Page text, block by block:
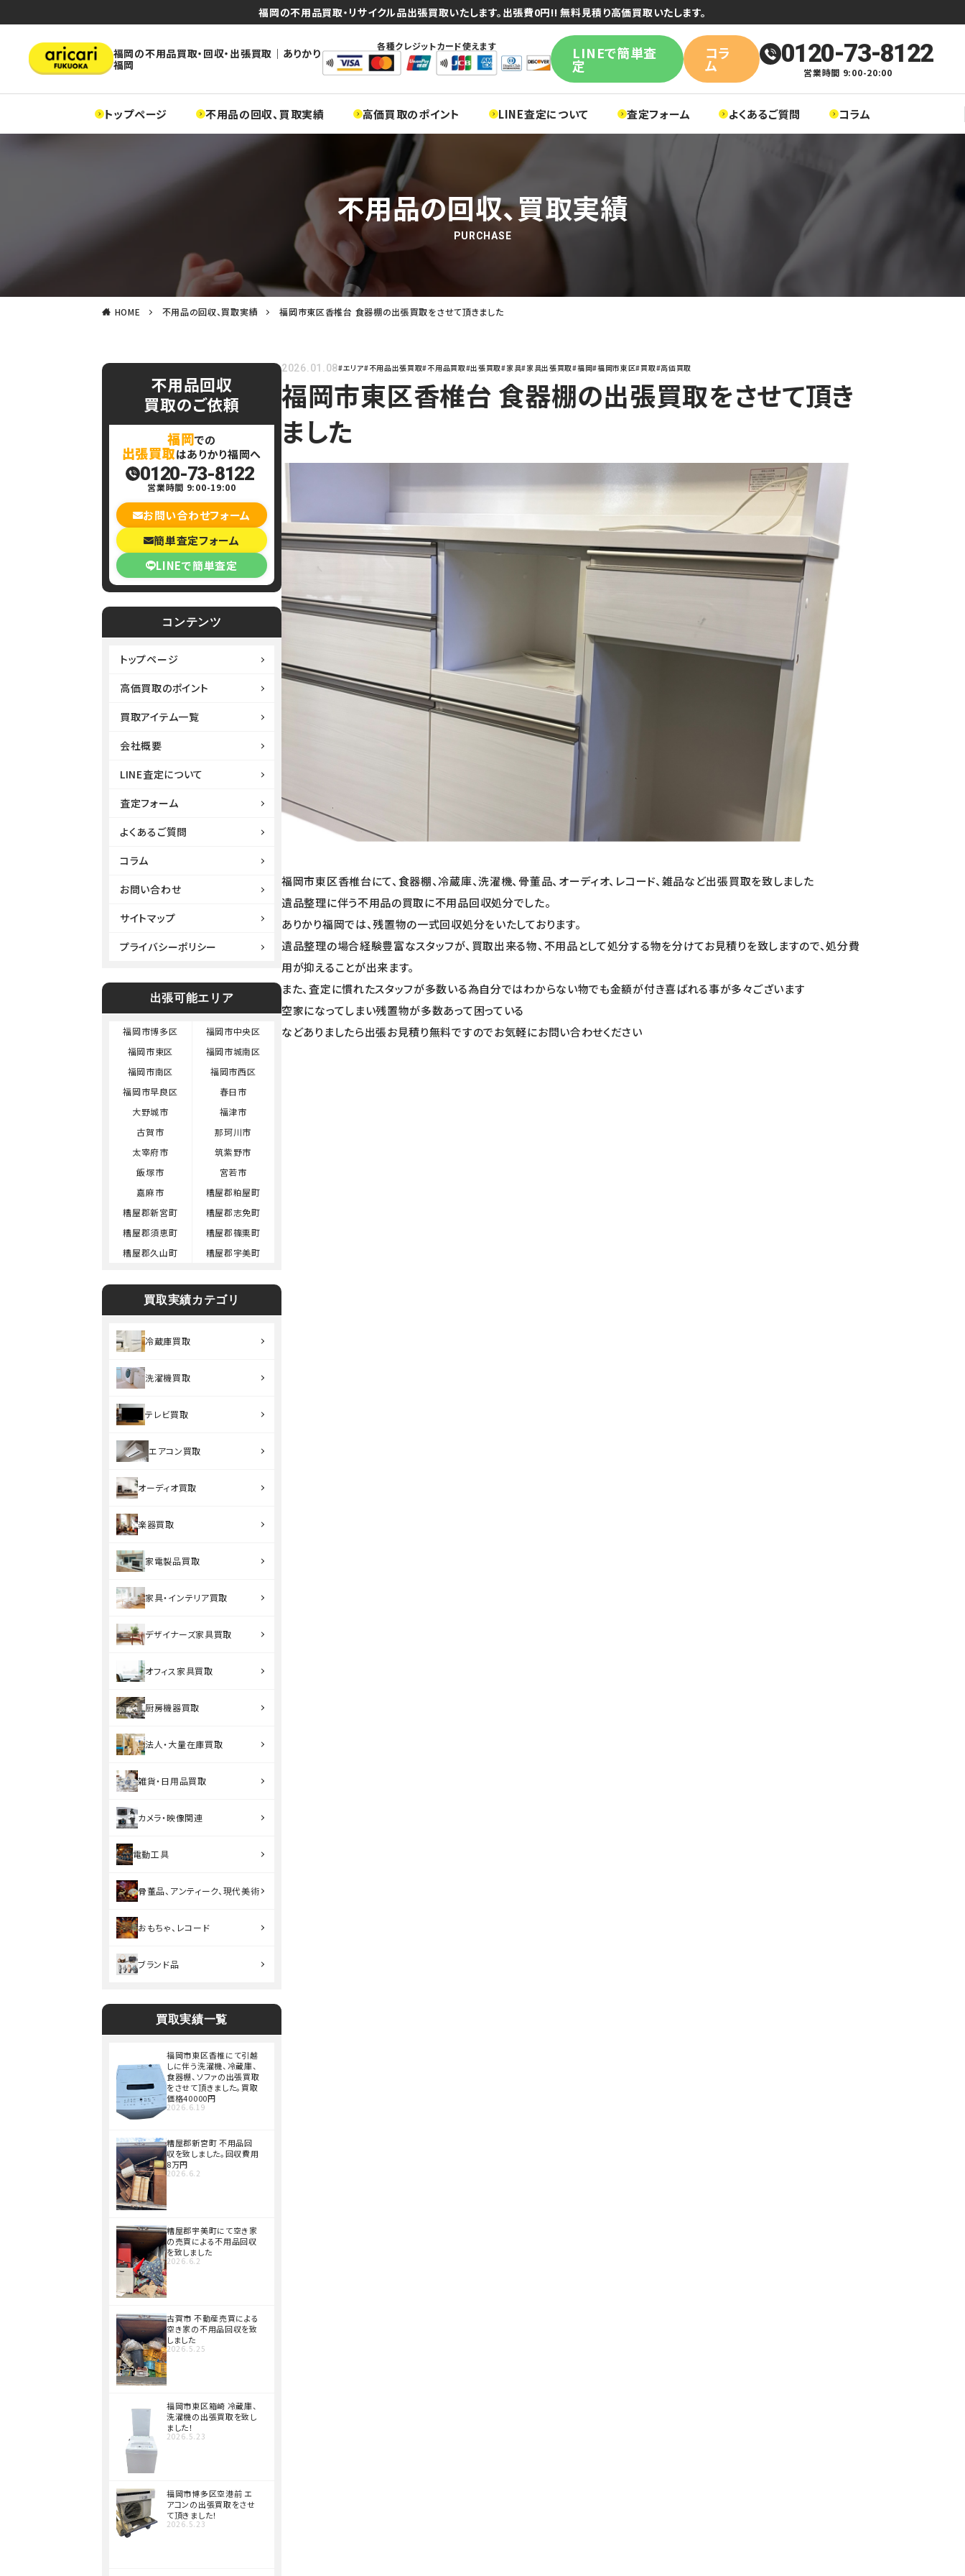
福岡の不用品買取・リサイクル品出張買取いたします。出張費0円!! 無料見積り高価買取いたします。
福岡の不用品買取・回収・出張買取｜ありかり
福岡
各種クレジットカード使えます LINEで簡単査
定
コラ
ム 0120-73-8122
営業時間 9:00-20:00
トップページ 不用品の回収、買取実績 高価買取のポイント LINE査定について 査定フォーム よくあるご質問 コラム
不用品の回収、買取実績
PURCHASE
HOME 不用品の回収、買取実績 福岡市東区香椎台 食器棚の出張買取をさせて頂きました
2026.01.08#エリア#不用品出張買取#不用品買取#出張買取#家具#家具出張買取#福岡#福岡市東区#買取#高価買取
福岡市東区香椎台 食器棚の出張買取をさせて頂き
ました
福岡市東区香椎台にて、食器棚、冷蔵庫、洗濯機、骨董品、オーディオ、レコード、雑品など出張買取を致しました
遺品整理に伴う不用品の買取に不用品回収処分でした。
ありかり福岡では、残置物の一式回収処分をいたしております。
遺品整理の場合経験豊富なスタッフが、買取出来る物、不用品として処分する物を分けてお見積りを致しますので、処分費
用が抑えることが出来ます。
また、査定に慣れたスタッフが多数いる為自分ではわからない物でも金額が付き喜ばれる事が多々ございます
空家になってしまい残置物が多数あって困っている
などありましたら出張お見積り無料ですのでお気軽にお問い合わせください
不用品回収
買取のご依頼
福岡での
出張買取はありかり福岡へ
0120-73-8122
営業時間 9:00-19:00
お問い合わせフォーム
簡単査定フォーム
LINEで簡単査定
コンテンツ
トップページ
高価買取のポイント
買取アイテム一覧
会社概要
LINE査定について
査定フォーム
よくあるご質問
コラム
お問い合わせ
サイトマップ
プライバシーポリシー
出張可能エリア
福岡市博多区
福岡市中央区
福岡市東区
福岡市城南区
福岡市南区
福岡市西区
福岡市早良区
春日市
大野城市
福津市
古賀市
那珂川市
太宰府市
筑紫野市
飯塚市
宮若市
嘉麻市
糟屋郡粕屋町
糟屋郡新宮町
糟屋郡志免町
糟屋郡須恵町
糟屋郡篠栗町
糟屋郡久山町
糟屋郡宇美町
買取実績カテゴリ
冷蔵庫買取
洗濯機買取
テレビ買取
エアコン買取
オーディオ買取
楽器買取
家電製品買取
家具・インテリア買取
デザイナーズ家具買取
オフィス家具買取
厨房機器買取
法人・大量在庫買取
雑貨・日用品買取
カメラ・映像関連
電動工具
骨董品、アンティーク、現代美術
おもちゃ、レコード
ブランド品
買取実績一覧
福岡市東区香椎にて引越
しに伴う洗濯機、冷蔵庫、
食器棚、ソファの出張買取
をさせて頂きました。買取
価格40000円
2026.6.19
糟屋郡新宮町 不用品回
収を致しました。回収費用
8万円
2026.6.2
糟屋郡宇美町にて空き家
の売買による不用品回収
を致しました
2026.6.2
古賀市 不動産売買による
空き家の不用品回収を致
しました
2026.5.25
福岡市東区箱崎 冷蔵庫、
洗濯機の出張買取を致し
ました！
2026.5.23
福岡市博多区空港前 エ
アコンの出張買取をさせ
て頂きました！
2026.5.23